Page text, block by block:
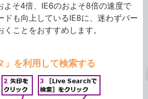
よそ4倍、IE6のおよそ8倍の速度で
ドも向上しているIE8に、迷わずバー
ことをおすすめします。
」を利用して検索する